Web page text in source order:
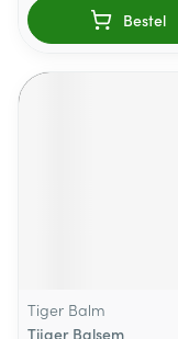
Bestel
Tiger Balm
Tijger Balsem